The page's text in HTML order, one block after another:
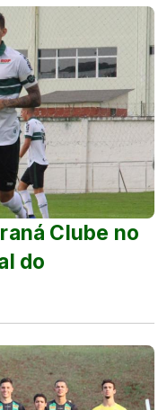
Clube no
do